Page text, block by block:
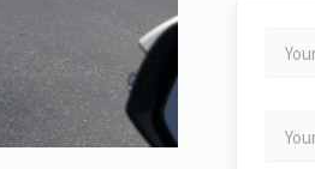
NAME
EMAIL